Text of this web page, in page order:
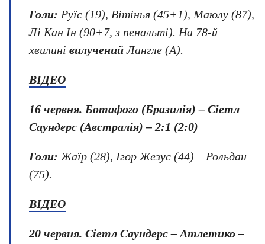
Голи: Руїс (19), Вітінья (45+1), Маюлу (87),
Лі Кан Ін (90+7, з пенальті). На 78-й
хвилині вилученийЛангле (А).
ВІДЕО
16 червня. Ботафого (Бразилія) – Сіетл
Саундерс (Австралія) – 2:1 (2:0)
Голи: Жаїр (28), Ігор Жезус (44) – Рольдан
(75).
ВІДЕО
20 червня. Сіетл Саундерс – Атлетико –